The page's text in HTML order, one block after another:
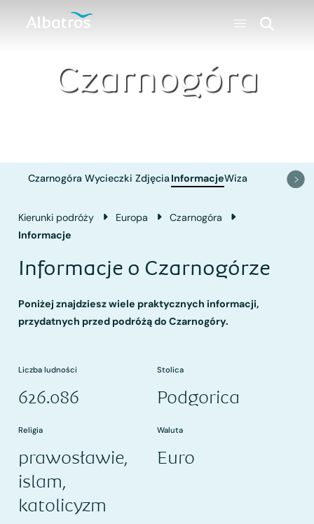
Czarnogóra
Czarnogóra Wycieczki Zdjęcia InformacjeWiza
Kierunki podróży Europa
Czarnogóra
Informacje
Informacje o Czarnogórze
Poniżej znajdziesz wiele praktycznych informacji,
przydatnych przed podróżą do Czarnogóry.
Liczba ludności
626.086
Stolica
Podgorica
Religia
prawosławie,
islam,
katolicyzm
Waluta
Euro